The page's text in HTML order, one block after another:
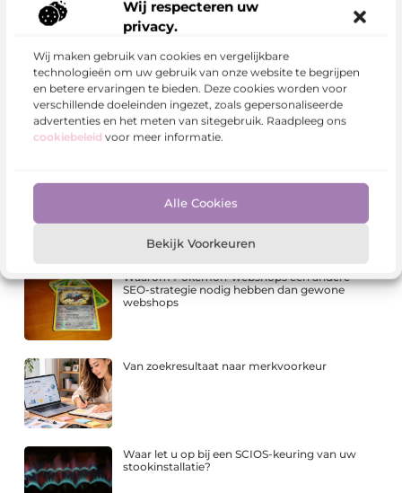
Wij respecteren uw
privacy.
Wij maken gebruik van cookies en vergelijkbare
technologieën om uw gebruik van onze website te begrijpen
en betere ervaringen te bieden. Deze cookies worden voor
verschillende doeleinden ingezet, zoals gepersonaliseerde
advertenties en het meten van sitegebruik. Raadpleeg ons
cookiebeleid voor meer informatie.
Alle Cookies
Bekijk Voorkeuren
MKB
Medaille bestellen online
medailles
Delen:
Waarom Pokémon-webshops een andere
SEO-strategie nodig hebben dan gewone
webshops
Van zoekresultaat naar merkvoorkeur
Waar let u op bij een SCIOS-keuring van uw
stookinstallatie?